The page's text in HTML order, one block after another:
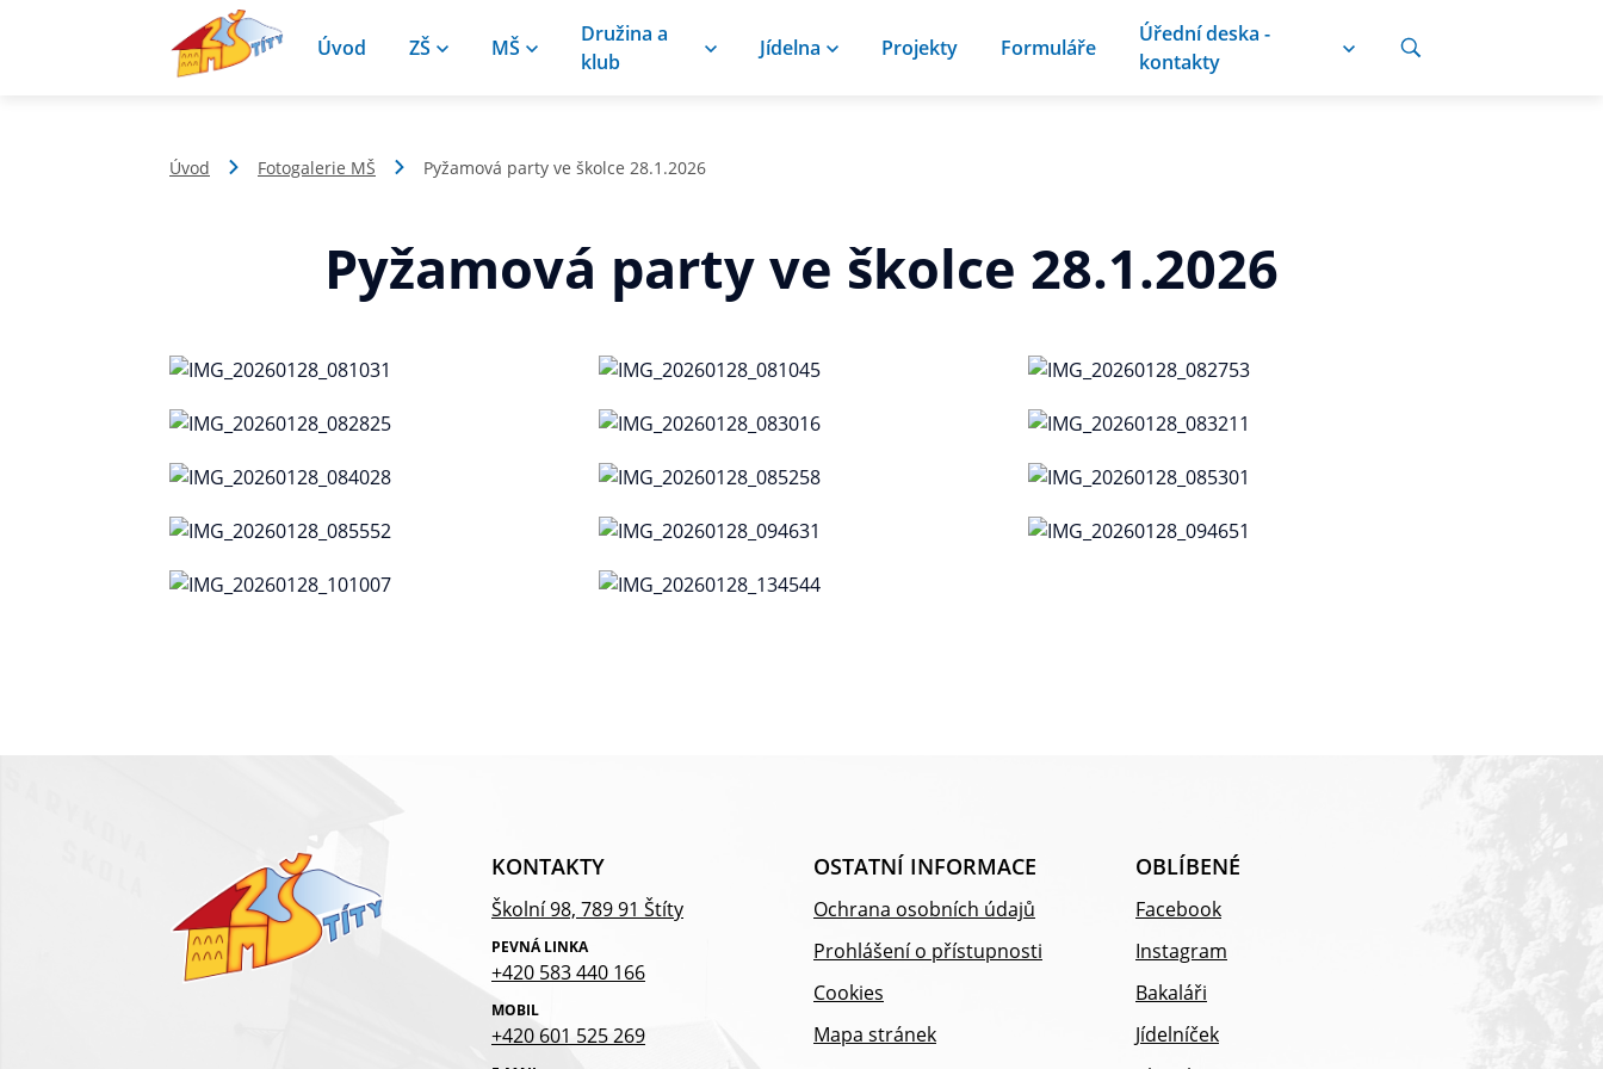
Úvod ZŠ MŠ
Družina a
klub
Jídelna Projekty Formuláře
Úřední deska -
kontakty
Úvod Fotogalerie MŠ Pyžamová party ve školce 28.1.2026
Pyžamová party ve školce 28.1.2026
KONTAKTY
Školní 98, 789 91 Štíty
PEVNÁ LINKA
+420 583 440 166
MOBIL
+420 601 525 269
OSTATNÍ INFORMACE
Ochrana osobních údajů
Prohlášení o přístupnosti
Cookies
Mapa stránek
OBLÍBENÉ
Facebook
Instagram
Bakaláři
Jídelníček